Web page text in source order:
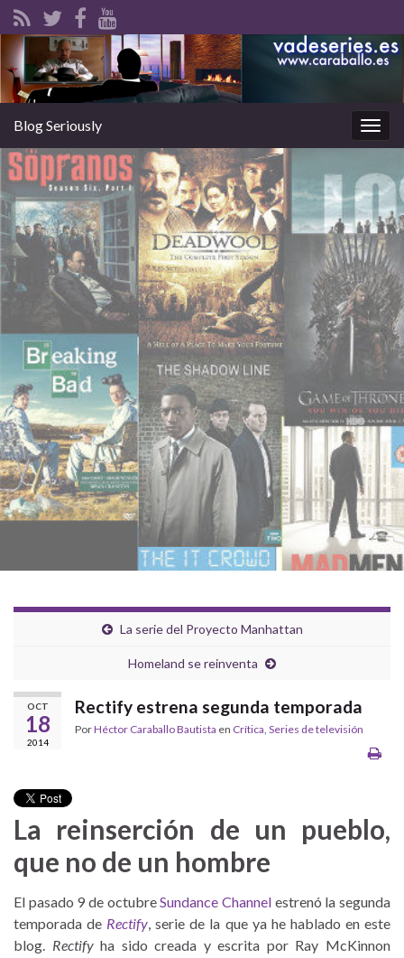
la
Blog Seriously
La serie del Proyecto Manhattan
Homeland se reinventa
OCT
18
2014
Rectify estrena segunda temporada
PorHéctor Caraballo Bautista en Crítica Series de televisión
La reinserción de un pueblo,
que no de un hombre
El pasado 9 de octubreSundance Channel estrenó la segunda
temporada de Rectify, serie de la que ya he hablado en este
blog. Rectify ha sido creada y escrita por Ray McKinnon